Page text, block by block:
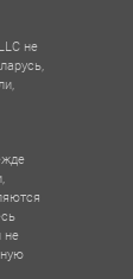
не
не